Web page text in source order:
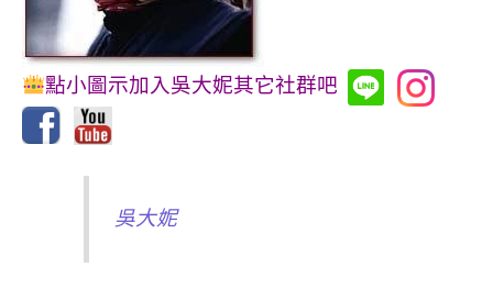
點小圖示加入吳大妮其它社群吧
吳大妮